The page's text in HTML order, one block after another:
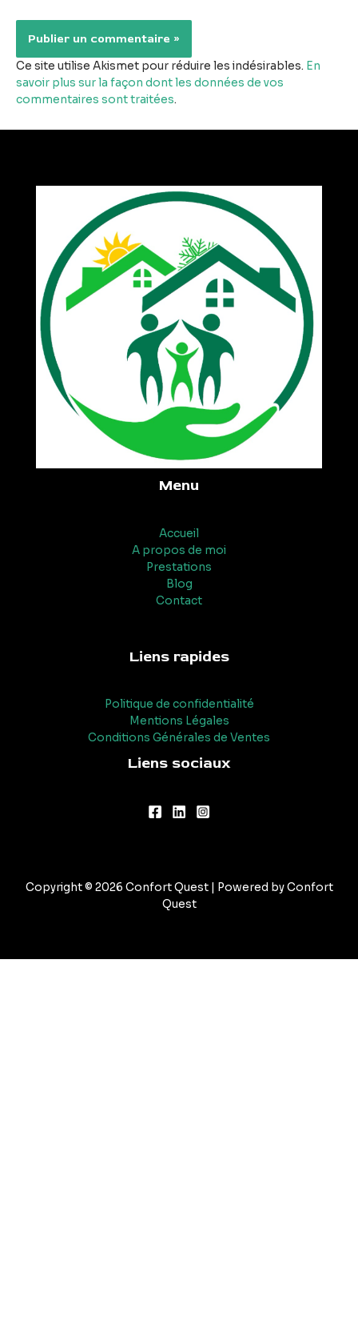
Ce site utilise Akismet pour réduire les indésirables. En
savoir plus sur la façon dont les données de vos
commentaires sont traitées.
Menu
Accueil
A propos de moi
Prestations
Blog
Contact
Liens rapides
Politique de confidentialité
Mentions Légales
Conditions Générales de Ventes
Liens sociaux
Copyright © 2026 Confort Quest | Powered by Confort
Quest